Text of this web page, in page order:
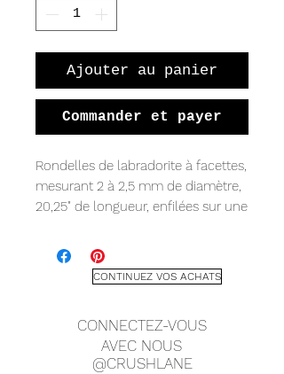
Ajouter au panier
Commander et payer
Rondelles de labradorite à facettes,
mesurant 2 à 2,5 mm de diamètre,
20,25" de longueur, enfilées sur une
extension de chaîne de 1,5" et un
fermoir mousqueton.
CONTINUEZ VOS ACHATS
CONNECTEZ-VOUS
AVEC NOUS
@CRUSHLANE